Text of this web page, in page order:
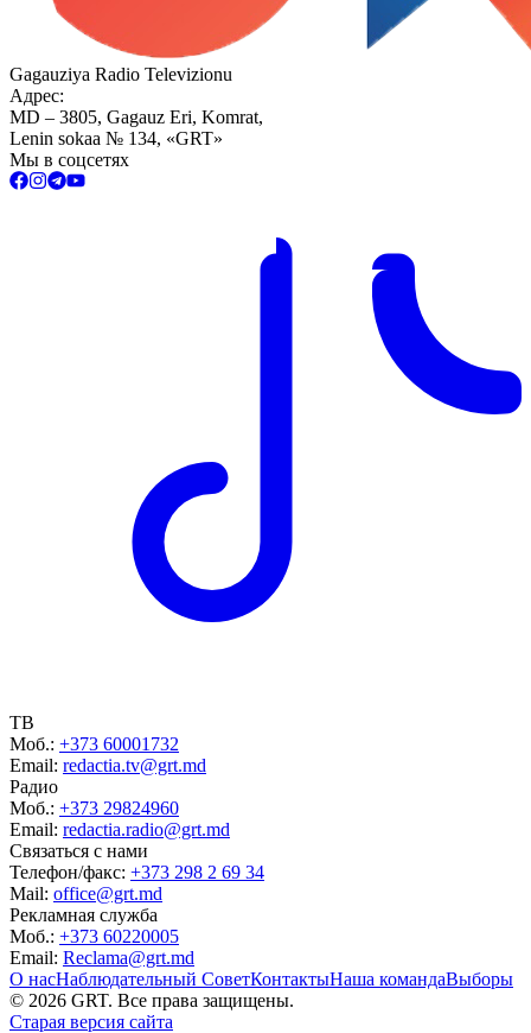
Gagauziya Radio Televizionu
Адрес:
MD – 3805, Gagauz Eri, Komrat,
Lenin sokaa № 134, «GRT»
Мы в соцсетях
ТВ
Моб.: +373 60001732
Email: redactia.tv@grt.md
Радио
Моб.: +373 29824960
Email: redactia.radio@grt.md
Связаться с нами
Телефон/факс: +373 298 2 69 34
Mail: office@grt.md
Рекламная служба
Моб.: +373 60220005
Email: Reclama@grt.md
О насНаблюдательный СоветКонтактыНаша командаВыборы
© 2026 GRT. Все права защищены.
Старая версия сайта